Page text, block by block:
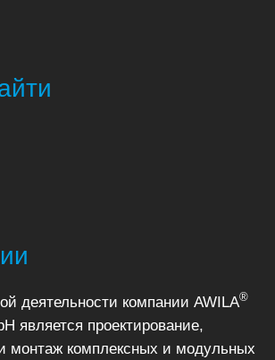
деятельности компании AWILA®
является проектирование,
монтаж комплексных и модульных